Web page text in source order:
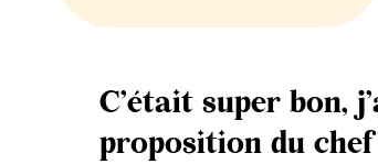
C’était super bon,
proposition du